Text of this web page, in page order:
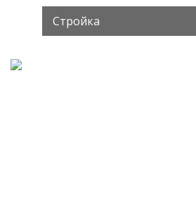
Стройка